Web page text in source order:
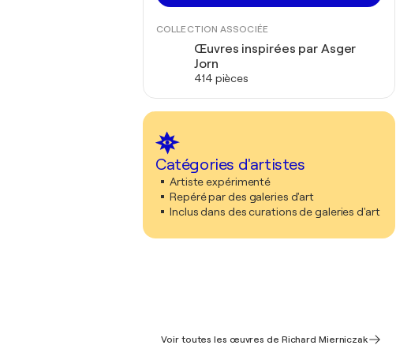
COLLECTION ASSOCIÉE
Œuvres inspirées par Asger
Jorn
414 pièces
Catégories d'artistes
Artiste expérimenté
Repéré par des galeries d'art
Inclus dans des curations de galeries d'art
Voir toutes les œuvres de Richard Mierniczak